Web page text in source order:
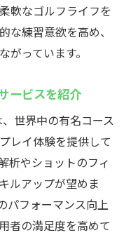
軟なゴルフライフを
な練習意欲を高め、
っています。
ービスを紹介
世界中の有名コース
レイ体験を提供して
析やショットのフィ
ルアップが望めま
パフォーマンス向上
者の満足度を高めて